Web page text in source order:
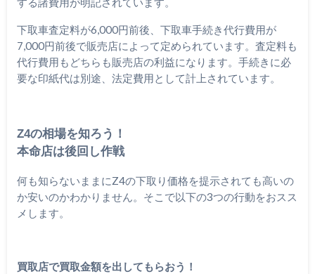
下取車査定料が6,000円前後、下取車手続き代行費用が
7,000円前後で販売店によって定められています。査定料も
代行費用もどちらも販売店の利益になります。手続きに必
要な印紙代は別途、法定費用として計上されています。
Z4の相場を知ろう！
本命店は後回し作戦
何も知らないままにZ4の下取り価格を提示されても高いの
か安いのかわかりません。そこで以下の3つの行動をおスス
メします。
買取店で買取金額を出してもらおう！